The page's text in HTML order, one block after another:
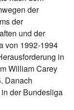
der
der
und der
von 1992-1994
in
William Carey
Danach
der Bundesliga